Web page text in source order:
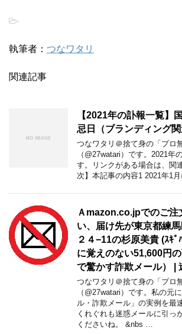
-
執筆者： つなワタリ
関連記事
【2021年の訃報一覧】
忌日（ブランディング関
つなワタリ＠捨て身の「プロ
（@27watari）です。2021年
す。リンクがある場合は、
次】本記事の内容1 2021年1
Ａmazon.co.jpでのご
い、届け先が東京都練
２４−11の杉原美貴 (ｽｷﾞ
に覚えのない51,600円
で驚かす詐欺メール） |
つなワタリ＠捨て身の「プロ
（@27watari）です。私の元
ル・詐欺メール」の実例を最
くれぐれも迷惑メールに引っ
くださいね。 &nbs …